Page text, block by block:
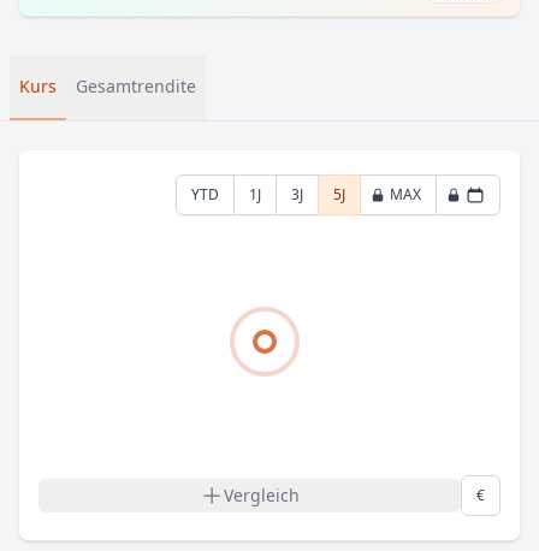
Kurs Gesamtrendite
YTD 1J 3J 5J MAX
Vergleich €